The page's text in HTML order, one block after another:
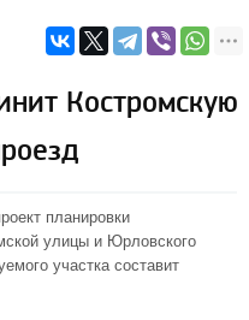
Костромскую
планировки
улицы и Юрловского
участка составит